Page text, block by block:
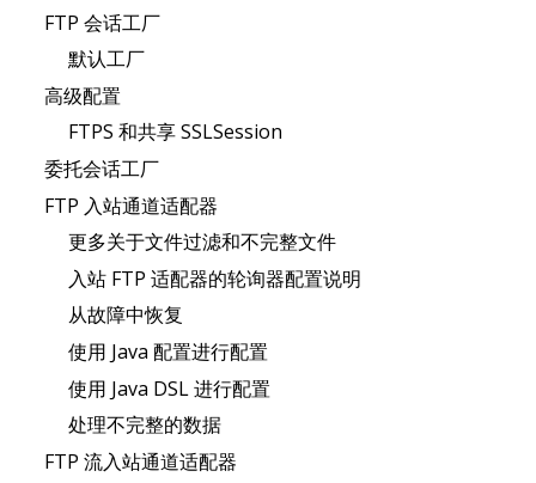
FTP 会话工厂
默认工厂
高级配置
FTPS 和共享 SSLSession
委托会话工厂
FTP 入站通道适配器
更多关于文件过滤和不完整文件
入站 FTP 适配器的轮询器配置说明
从故障中恢复
使用 Java 配置进行配置
使用 Java DSL 进行配置
处理不完整的数据
FTP 流入站通道适配器